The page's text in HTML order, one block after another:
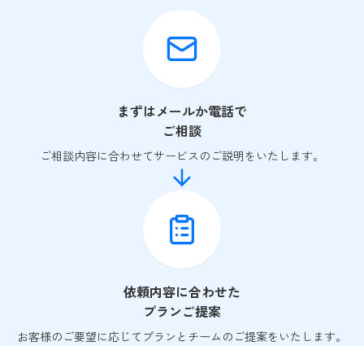
まずはメールか電話で
ご相談
ご相談内容に合わせてサービスのご説明をいたします。
依頼内容に合わせた
プランご提案
お客様のご要望に応じてプランとチームのご提案をいたします。